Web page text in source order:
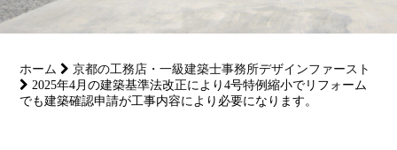
サービス
ホーム
京都の工務店・一級建築士事務所デザインファースト
2025年4月の建築基準法改正により4号特例縮小でリフォーム
でも建築確認申請が工事内容により必要になります。